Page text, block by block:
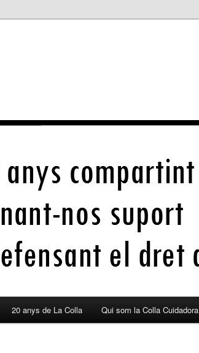
20 anys de La Colla Qui som la Colla Cuidadora